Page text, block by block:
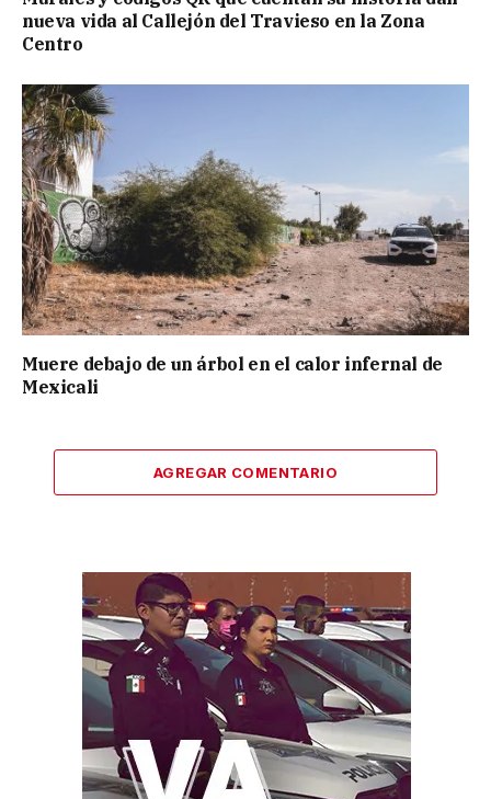
nueva vida al Callejón del Travieso en la Zona
Centro
Muere debajo de un árbol en el calor infernal de
Mexicali
AGREGAR COMENTARIO